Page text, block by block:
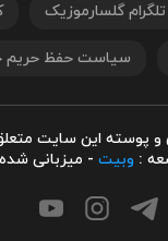
تلگرام گلسارموزیک
سیاست حفظ
و پوسته این سایت
: وبیت - میزبانی